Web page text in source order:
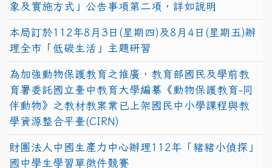
象及實施方式」公告事項第二項，詳如說明
本局訂於112年8月3日(星期四)及8月4日(星期五)辦
理全市「低碳生活」主題研習
為加強動物保護教育之推廣，教育部國民及學前教
育署委託國立臺中教育大學編纂《動物保護教育-同
伴動物》之教材教案業已上架國民中小學課程與教
學資源整合平臺(CIRN)
財團法人中國生產力中心辦理112年「豬豬小偵探」
國中學生學習單徵件競賽